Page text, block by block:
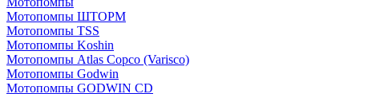
Мотопомпы ШТОРМ
Мотопомпы TSS
Мотопомпы Koshin
Мотопомпы Atlas Copco (Varisco)
Мотопомпы Godwin
Мотопомпы GODWIN CD